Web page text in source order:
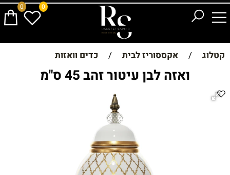
0 0
קטלוג / אקססוריז לבית / כדים וואזות
ואזה לבן עיטור זהב 45 ס"מ